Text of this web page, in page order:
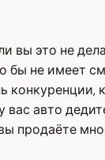
вы это не
бы не имеет
конкуренции,
авто
продаёте